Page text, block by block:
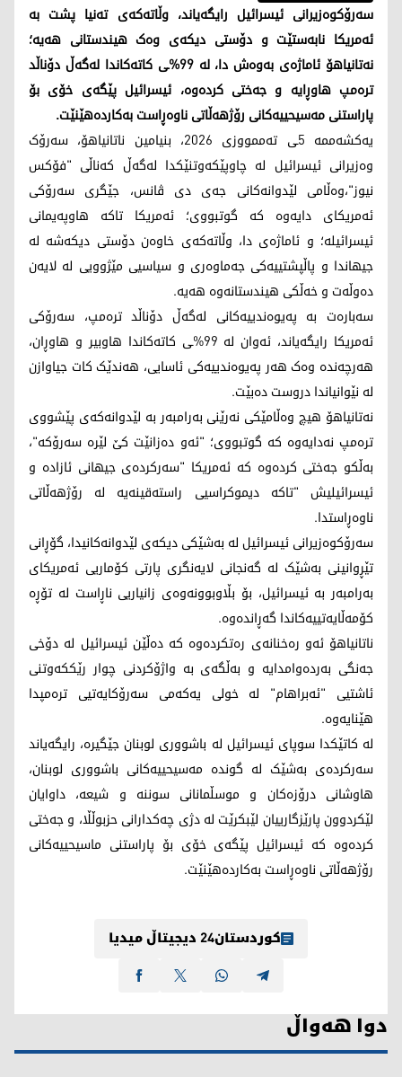
سەرۆکوەزیرانی ئیسرائیل رایگەیاند، وڵاتەکەی تەنیا پشت بە
ئەمریکا نابەستێت و دۆستی دیکەی وەک هیندستانی هەیە؛
نەتانیاهۆ ئاماژەی بەوەش دا، لە 99%ـی کاتەکاندا لەگەڵ دۆناڵد
ترەمپ هاوڕایە و جەختی کردەوە، ئیسرائیل پێگەی خۆی بۆ
پاراستنی مەسیحییەکانی رۆژهەڵاتی ناوەڕاست بەکاردەهێنێت.
یەکشەممە 5ـی تەممووزی 2026، بنیامین ناتانیاهۆ، سەرۆک
وەزیرانی ئیسرائیل لە چاوپێکەوتنێکدا لەگەڵ کەناڵی "فۆکس
نیوز"،وەڵامی لێدوانەکانی جەی دی ڤانس، جێگری سەرۆکی
ئەمریکای دایەوە کە گوتبووی؛ ئەمریکا تاکە هاوپەیمانی
ئیسرائیلە؛ و ئاماژەی دا، وڵاتەکەی خاوەن دۆستی دیکەشە لە
جیهاندا و پاڵپشتییەکی جەماوەری و سیاسیی مێژوویی لە لایەن
دەوڵەت و خەڵکی هیندستانەوە هەیە.
سەبارەت بە پەیوەندییەکانی لەگەڵ دۆناڵد ترەمپ، سەرۆکی
ئەمریکا رایگەیاند، ئەوان لە 99%ـی کاتەکاندا هاوبیر و هاوڕان،
هەرچەندە وەک هەر پەیوەندییەکی ئاسایی، هەندێک کات جیاوازن
لە نێوانیاندا دروست دەبێت.
نەتانیاهۆ هیچ وەڵامێکی نەرێنی بەرامبەر بە لێدوانەکەی پێشووی
ترەمپ نەدایەوە کە گوتبووی؛ "ئەو دەزانێت کێ لێرە سەرۆکە"،
بەڵکو جەختی کردەوە کە ئەمریکا "سەرکردەی جیهانی ئازادە و
ئیسرائیلیش "تاکە دیموکراسیی راستەقینەیە لە رۆژهەڵاتی
ناوەڕاستدا.
سەرۆکوەزیرانی ئیسرائیل لە بەشێکی دیکەی لێدوانەکانیدا، گۆڕانی
تێڕوانینی بەشێک لە گەنجانی لایەنگری پارتی کۆماریی ئەمریکای
بەرامبەر بە ئیسرائیل، بۆ بڵاوبوونەوەی زانیاریی ناڕاست لە تۆڕە
کۆمەڵایەتییەکاندا گەڕاندەوە.
ناتانیاهۆ ئەو رەخنانەی رەتکردەوە کە دەڵێن ئیسرائیل لە دۆخی
جەنگی بەردەوامدایە و بەڵگەی بە واژۆکردنی چوار رێککەوتنی
ئاشتیی "ئەبراهام" لە خولی یەکەمی سەرۆکایەتیی ترەمپدا
هێنایەوە.
لە کاتێکدا سوپای ئیسرائیل لە باشووری لوبنان جێگیرە، رایگەیاند
سەرکردەی بەشێک لە گوندە مەسیحییەکانی باشووری لوبنان،
هاوشانی درۆزەکان و موسڵمانانی سوننە و شیعە، داوایان
لێکردوون پارێزگارییان لێبکرێت لە دژی چەکدارانی حزبوڵڵا، و جەختی
کردەوە کە ئیسرائیل پێگەی خۆی بۆ پاراستنی ماسیحییەکانی
رۆژهەڵاتی ناوەڕاست بەکاردەهێنێت.
کوردستان24 دیجیتاڵ میدیا
دوا هەواڵ